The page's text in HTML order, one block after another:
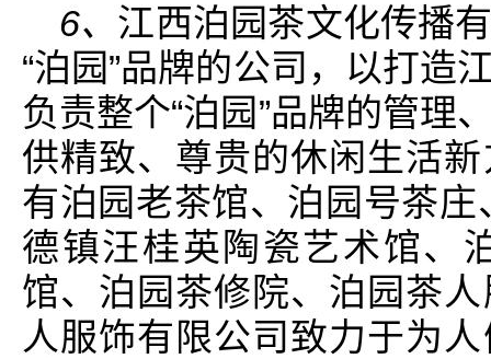
6、 江西泊园茶文化传播
“泊园”品牌的公司，以打造
负责整个“泊园”品牌的管理
供精致、尊贵的休闲生活
有泊园老茶馆、泊园号茶
德镇汪桂英陶瓷艺术馆、
馆、泊园茶修院、泊园茶
人服饰有限公司致力于为